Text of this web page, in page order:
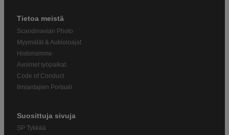
Tietoa meistä
Scandinavian Photo
Myymälät & Aukioloajat
Historiamme
Avoimet työpaikat
Code of Conduct
Ilmiantajien Portaali
Suosittuja sivuja
SP Tykkää